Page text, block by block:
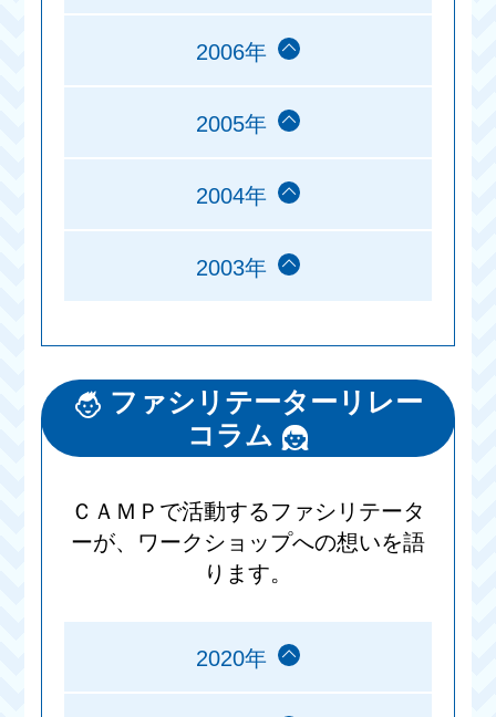
2006年
2005年
2004年
2003年
ファシリテーターリレー
コラム
ＣＡＭＰで活動するファシリテータ
ーが、ワークショップへの想いを語
ります。
2020年